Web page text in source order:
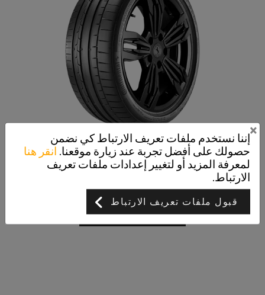
SportContact 6
سلامة مدهشة
عرض التفاصيل
إننا نستخدم ملفات تعريف الارتباط كي نضمن
حصولك على أفضل تجربة عند زيارة موقعنا. انقر هنا
لمعرفة المزيد أو لتغيير إعدادات ملفات تعريف
الارتباط.
قبول ملفات تعريف الارتباط
×